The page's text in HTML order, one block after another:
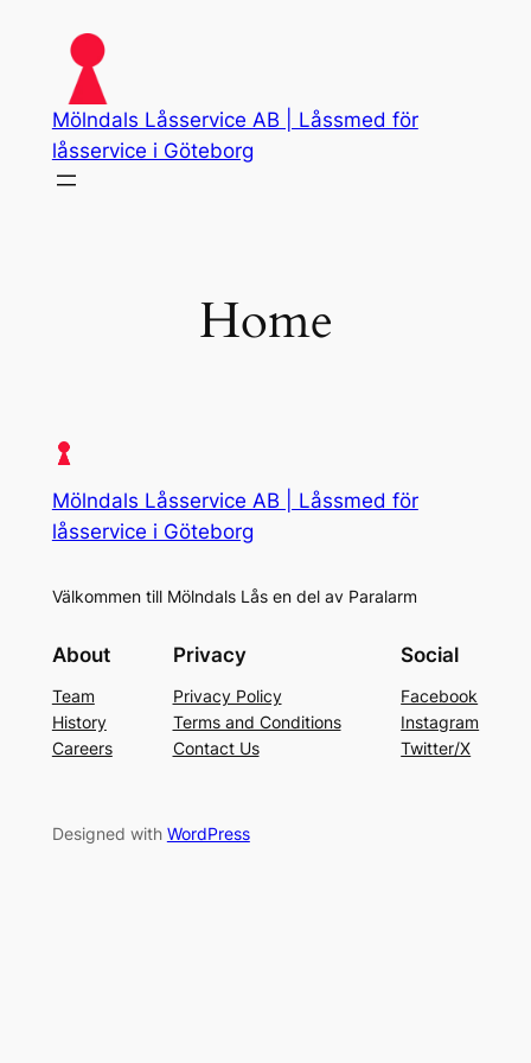
content
Mölndals Låsservice AB | Låssmed för
låsservice i Göteborg
Home
Mölndals Låsservice AB | Låssmed för
låsservice i Göteborg
Välkommen till Mölndals Lås en del av Paralarm
About
Team
History
Careers
Privacy
Privacy Policy
Terms and Conditions
Contact Us
Social
Facebook
Instagram
Twitter/X
Designed with WordPress